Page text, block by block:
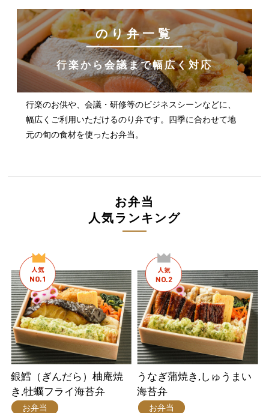
のり弁一覧
行楽から会議まで幅広く対応
行楽のお供や、会議・研修等のビジネスシーンなどに、
幅広くご利用いただけるのり弁です。四季に合わせて地
元の旬の食材を使ったお弁当。
お弁当
人気ランキング
銀鱈（ぎんだら）柚庵焼
き,牡蠣フライ海苔弁
お弁当
うなぎ蒲焼き,しゅうまい
海苔弁
お弁当